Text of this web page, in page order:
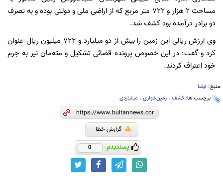
مساحت ۲ هزار و ۷۲۲ متر مربع که از اراضی ملی و دولتی بوده و به تصرف
دو برادر درآمده بود کشف شد.
وی ارزش ریالی این زمین را بیش از دو میلیارد و ۷۲۲ میلیون ریال عنوان
کرد و گفت: در این خصوص پرونده قضائی تشکیل و مته‌مان نیز به جرم
خود اعتراف کردند.
منبع: ایلنا
برچسب ها: کشف ، زمین‌خواری ، میلیاردی
گزارش خطا
پسندیدم 0